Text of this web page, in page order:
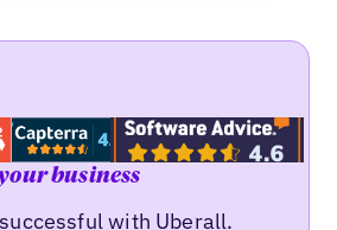
business
with Uberall.